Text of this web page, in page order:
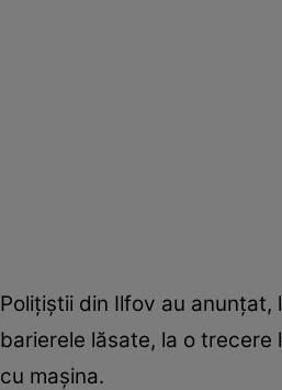
Poliţiştii din Ilfov au
barierele lăsate, la o
cu maşina.